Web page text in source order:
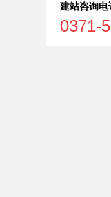
建站咨询电
0371-